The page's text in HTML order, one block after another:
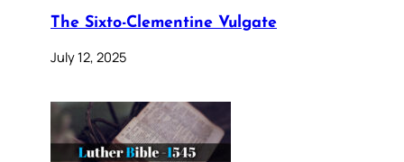
The Sixto-Clementine Vulgate
July 12, 2025